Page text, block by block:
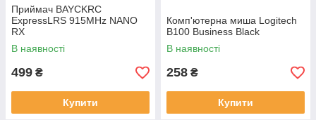
Приймач BAYCKRC
ExpressLRS 915MHz NANO
RX
В наявності
499 ₴
Купити
Комп'ютерна миша Logitech
B100 Business Black
В наявності
258 ₴
Купити